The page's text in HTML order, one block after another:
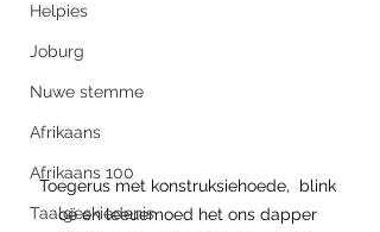
Helpies
Joburg
Nuwe stemme
Afrikaans
Afrikaans 100
Taalgeskiedenis
Toegerus met konstruksiehoede,  blink
oë en leeuemoed het ons dapper